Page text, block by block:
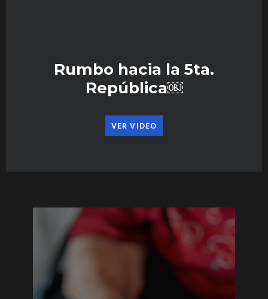
Rumbo hacia la 5ta.
República￼
VER VIDEO